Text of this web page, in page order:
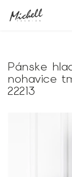
Pánske
nohavice
22213